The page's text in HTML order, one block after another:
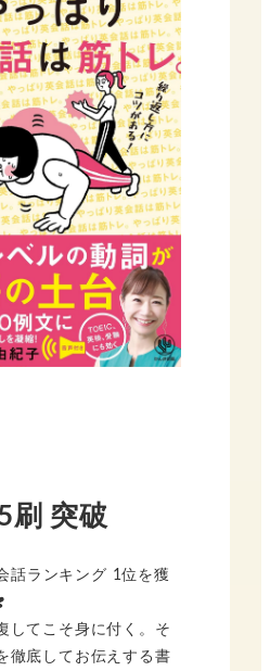
刷 突破
話ランキング 1位を獲
してこそ身に付く。そ
徹底してお伝えする書